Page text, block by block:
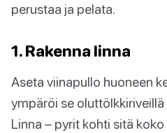
perustaa ja pelata.
1. Rakenna linna
Aseta viinapullo huoneen
ympäröi se
Linna – pyrit kohti sitä koko